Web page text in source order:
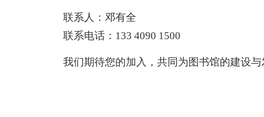
联系人：邓有全
联系电话： 133 4090 1500
我们期待您的加入，共同为图书馆的建设与